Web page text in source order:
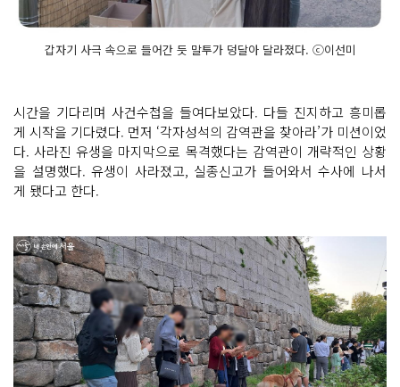
갑자기 사극 속으로 들어간 듯 말투가 덩달아 달라졌다. ⓒ이선미
시간을 기다리며 사건수첩을 들여다보았다. 다들 진지하고 흥미롭
게 시작을 기다렸다. 먼저 ‘각자성석의 감역관을 찾아라’가 미션이었
다. 사라진 유생을 마지막으로 목격했다는 감역관이 개략적인 상황
을 설명했다. 유생이 사라졌고, 실종신고가 들어와서 수사에 나서
게 됐다고 한다.